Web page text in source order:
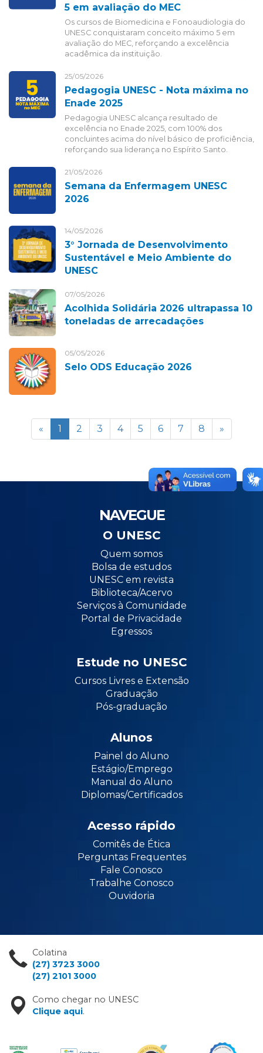
5 em avaliação do MEC
Os cursos de Biomedicina e Fonoaudiologia do
UNESC conquistaram conceito máximo 5 em
avaliação do MEC, reforçando a excelência
acadêmica da instituição.
25/05/2026
Pedagogia UNESC - Nota máxima no
Enade 2025
Pedagogia UNESC alcança resultado de
excelência no Enade 2025, com 100% dos
concluintes acima do nível básico de proficiência,
reforçando sua liderança no Espírito Santo.
21/05/2026
Semana da Enfermagem UNESC
2026
14/05/2026
3° Jornada de Desenvolvimento
Sustentável e Meio Ambiente do
UNESC
07/05/2026
Acolhida Solidária 2026 ultrapassa 10
toneladas de arrecadações
05/05/2026
Selo ODS Educação 2026
« 1 2 3 4 5 6 7 8 »
NAVEGUE
O UNESC
Quem somos
Bolsa de estudos
UNESC em revista
Biblioteca/Acervo
Serviços à Comunidade
Portal de Privacidade
Egressos
Estude no UNESC
Cursos Livres e Extensão
Graduação
Pós-graduação
Alunos
Painel do Aluno
Estágio/Emprego
Manual do Aluno
Diplomas/Certificados
Acesso rápido
Comitês de Ética
Perguntas Frequentes
Fale Conosco
Trabalhe Conosco
Ouvidoria
Colatina
(27) 3723 3000
(27) 2101 3000
Como chegar no UNESC
Clique aqui.